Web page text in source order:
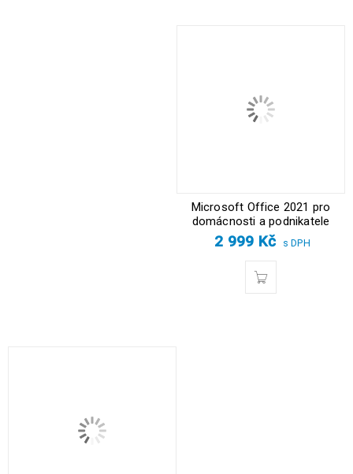
Microsoft Office 2021 pro
domácnosti a podnikatele
2 999 Kč s DPH